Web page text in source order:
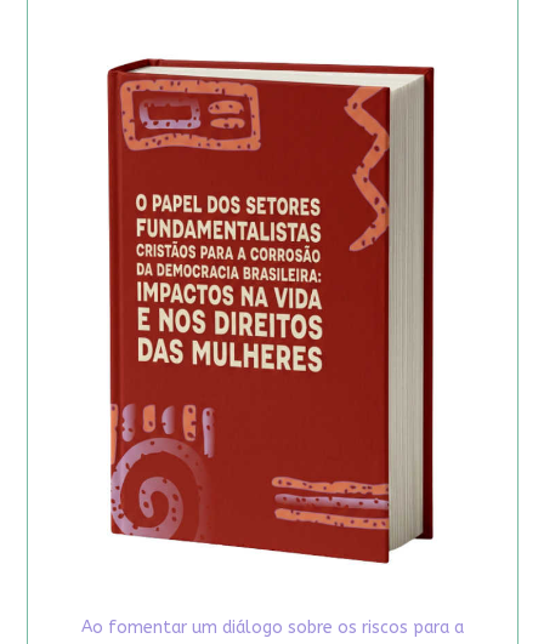
Ao fomentar um diálogo sobre os riscos para a